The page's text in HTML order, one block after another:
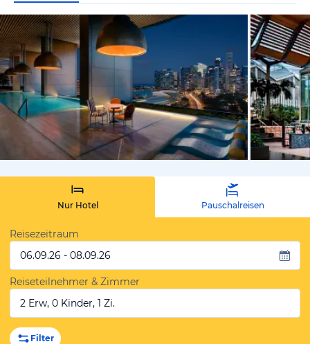
von
Nur Hotel Pauschalreisen
Reisezeitraum
06.09.26 - 08.09.26
Reiseteilnehmer & Zimmer
2 Erw, 0 Kinder, 1 Zi.
Filter